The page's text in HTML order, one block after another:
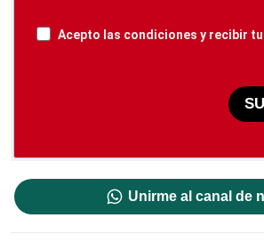
Acepto las condiciones y recibir
Unirme al canal de